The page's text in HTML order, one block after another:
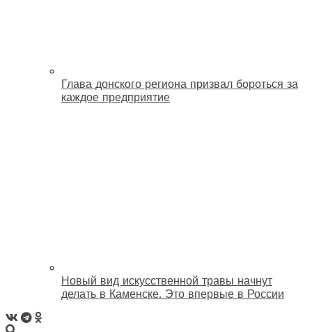
Глава донского региона призвал бороться за
каждое предприятие
Новый вид искусственной травы начнут
делать в Каменске. Это впервые в России